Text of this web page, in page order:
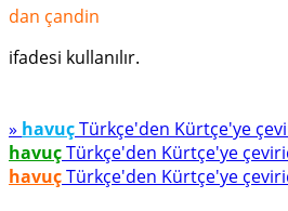
dan çandin
ifadesi kullanılır.
» havuçTürkçe'den Kürtçe'ye
havuçTürkçe'den Kürtçe'ye
havuçTürkçe'den Kürtçe'ye